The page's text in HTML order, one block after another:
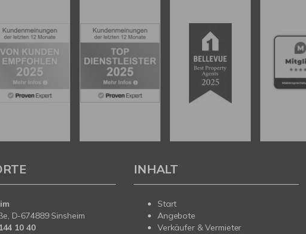
D-674889 Sinsheim
10 40
INHALT
Start
Angebote
Verkäufer & Vermieter